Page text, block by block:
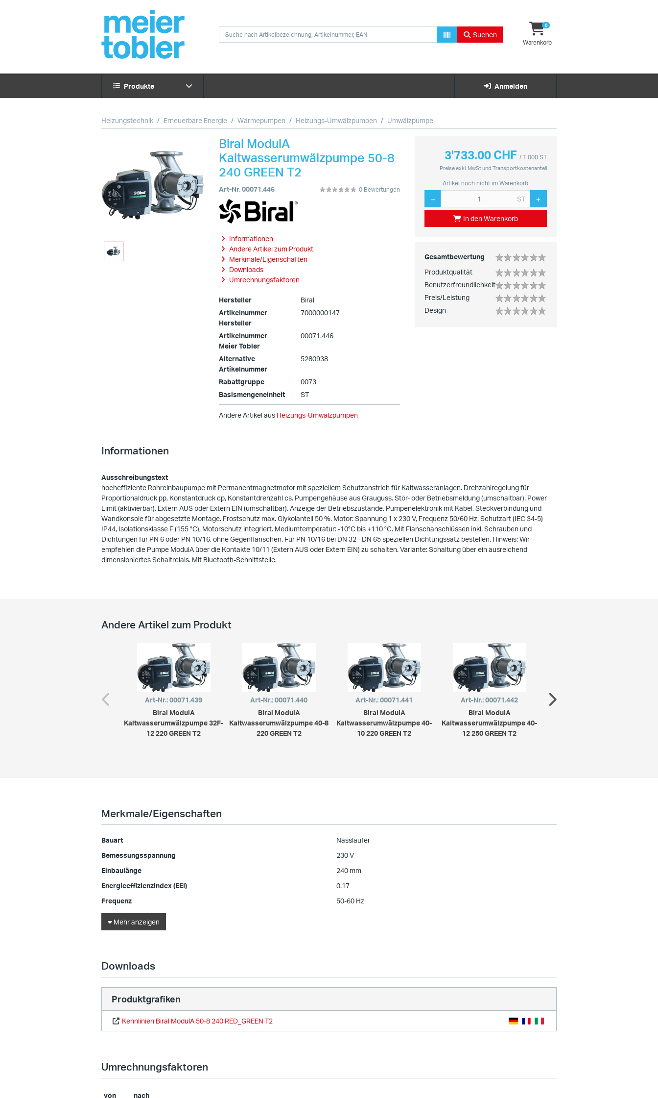
Suchen
0
Warenkorb
Produkte Anmelden
Heizungstechnik Erneuerbare Energie Wärmepumpen Heizungs-Umwälzpumpen Umwälzpumpe
Biral ModulA
Kaltwasserumwälzpumpe 50-8
240 GREEN T2
Art-Nr. 00071.446 0 Bewertungen
Informationen
Andere Artikel zum Produkt
Merkmale/Eigenschaften
Downloads
Umrechnungsfaktoren
Hersteller
Biral
Artikelnummer
Hersteller
7000000147
Artikelnummer
Meier Tobler
00071.446
Alternative
Artikelnummer
5280938
Rabattgruppe
0073
Basismengeneinheit
ST
Andere Artikel aus Heizungs-Umwälzpumpen
3'733.00 CHF / 1.000 ST
Preise exkl. MwSt und Transportkostenanteil
Artikel noch nicht im Warenkorb
ST
In den Warenkorb
Gesamtbewertung
Produktqualität
Benutzerfreundlichkeit
Preis/Leistung
Design
Informationen
Ausschreibungstext
hocheffiziente Rohreinbaupumpe mit Permanentmagnetmotor mit speziellem Schutzanstrich für Kaltwasseranlagen. Drehzahlregelung für
Proportionaldruck pp, Konstantdruck cp, Konstantdrehzahl cs. Pumpengehäuse aus Grauguss. Stör- oder Betriebsmeldung (umschaltbar). Power
Limit (aktivierbar). Extern AUS oder Extern EIN (umschaltbar). Anzeige der Betriebszustände. Pumpenelektronik mit Kabel, Steckverbindung und
Wandkonsole für abgesetzte Montage. Frostschutz max. Glykolanteil 50 %. Motor: Spannung 1 x 230 V, Frequenz 50/60 Hz, Schutzart (IEC 34-5)
IP44, Isolationsklasse F (155 °C), Motorschutz integriert. Mediumtemperatur: -10°C bis +110 °C. Mit Flanschanschlüssen inkl. Schrauben und
Dichtungen für PN 6 oder PN 10/16, ohne Gegenflanschen. Für PN 10/16 bei DN 32 - DN 65 speziellen Dichtungssatz bestellen. Hinweis: Wir
empfehlen die Pumpe ModulA über die Kontakte 10/11 (Extern AUS oder Extern EIN) zu schalten. Variante: Schaltung über ein ausreichend
dimensioniertes Schaltrelais. Mit Bluetooth-Schnittstelle.
Andere Artikel zum Produkt
Art-Nr.: 00071.439
Biral ModulA
Kaltwasserumwälzpumpe 32F-
12 220 GREEN T2
Art-Nr.: 00071.440
Biral ModulA
Kaltwasserumwälzpumpe 40-8
220 GREEN T2
Art-Nr.: 00071.441
Biral ModulA
Kaltwasserumwälzpumpe 40-
10 220 GREEN T2
Art-Nr.: 00071.442
Biral ModulA
Kaltwasserumwälzpumpe 40-
12 250 GREEN T2
Merkmale/Eigenschaften
Bauart
Nassläufer
Bemessungsspannung
230 V
Einbaulänge
240 mm
Energieeffizienzindex (EEI)
0.17
Frequenz
50-60 Hz
Mehr anzeigen
Downloads
Produktgrafiken
Kennlinien Biral ModulA 50-8 240 RED_GREEN T2
Umrechnungsfaktoren
von
nach